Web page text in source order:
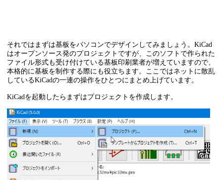
それではまずは基板をパソコンでデザインしてみましょう。KiCad
はオープンソース発のプロジェクトですが、このソフトで作られた
ファイル形式も受け付けている基板印刷業者が増えていますので、
本格的に基板を制作する際にも役立ちます。ここではネットに散乱
しているKiCadの一連の操作をひとつにまとめ上げています。
KiCadを起動したらまずはプロジェクトを作成します。